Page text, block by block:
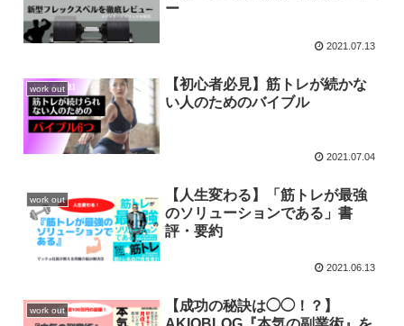
ー
2021.07.13
work out
【初心者必見】筋トレが続かな
い人のためのバイブル
2021.07.04
work out
【人生変わる】「筋トレが最強
のソリューションである」書
評・要約
2021.06.13
work out
【成功の秘訣は◯◯！？】